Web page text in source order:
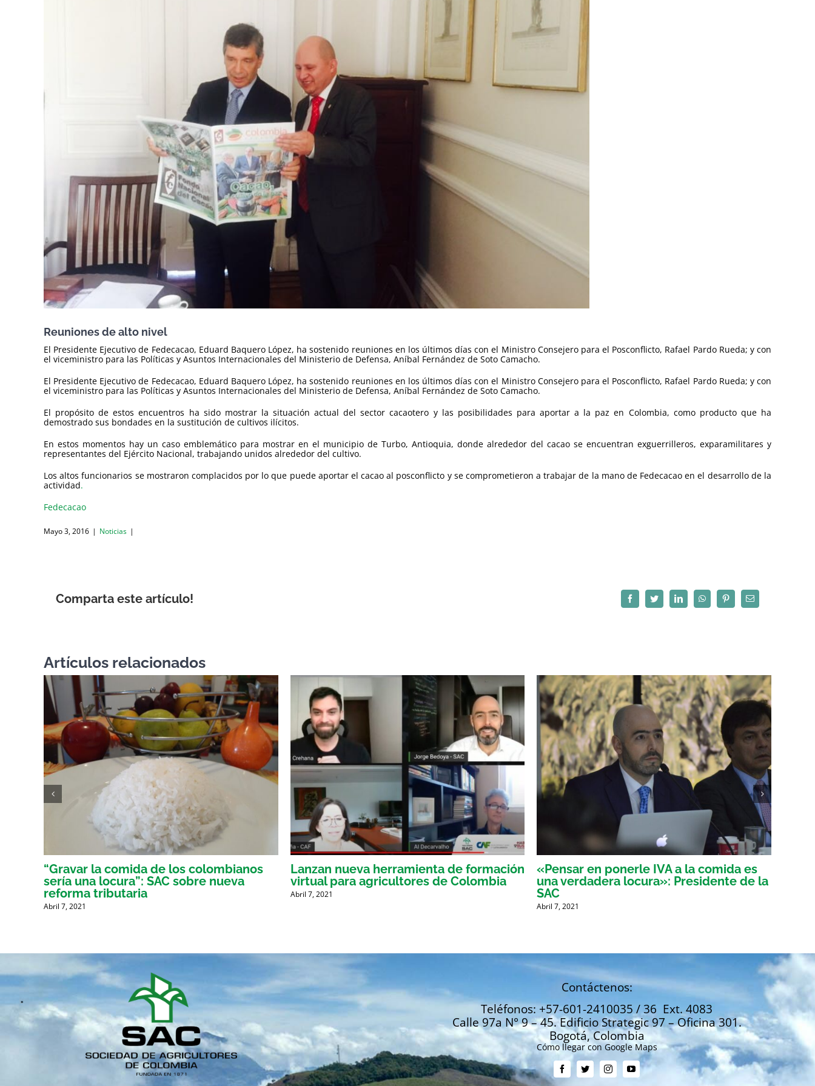
Reuniones de alto nivel
El Presidente Ejecutivo de Fedecacao, Eduard Baquero López, ha sostenido reuniones en los últimos días con el Ministro Consejero para el Posconflicto, Rafael Pardo Rueda; y con
el viceministro para las Políticas y Asuntos Internacionales del Ministerio de Defensa, Aníbal Fernández de Soto Camacho.
El Presidente Ejecutivo de Fedecacao, Eduard Baquero López, ha sostenido reuniones en los últimos días con el Ministro Consejero para el Posconflicto, Rafael Pardo Rueda; y con
el viceministro para las Políticas y Asuntos Internacionales del Ministerio de Defensa, Aníbal Fernández de Soto Camacho.
El propósito de estos encuentros ha sido mostrar la situación actual del sector cacaotero y las posibilidades para aportar a la paz en Colombia, como producto que ha
demostrado sus bondades en la sustitución de cultivos ilícitos.
En estos momentos hay un caso emblemático para mostrar en el municipio de Turbo, Antioquia, donde alrededor del cacao se encuentran exguerrilleros, exparamilitares y
representantes del Ejército Nacional, trabajando unidos alrededor del cultivo.
Los altos funcionarios se mostraron complacidos por lo que puede aportar el cacao al posconflicto y se comprometieron a trabajar de la mano de Fedecacao en el desarrollo de la
actividad.
Fedecacao
Mayo 3, 2016 | Noticias |
Comparta este artículo! FacebookTwitterLinkedInWhatsAppPinterestCorreo
electrónico
Artículos relacionados
“Gravar la comida de los colombianos
sería una locura”: SAC sobre nueva
reforma tributaria
Abril 7, 2021
Lanzan nueva herramienta de formación
virtual para agricultores de Colombia
Abril 7, 2021
«Pensar en ponerle IVA a la comida es
una verdadera locura»: Presidente de la
SAC
Abril 7, 2021
Contáctenos:
Teléfonos: +57-601-2410035 / 36 Ext. 4083
Calle 97a N° 9 – 45. Edificio Strategic 97 – Oficina 301.
Bogotá, Colombia
Cómo llegar con Google Maps